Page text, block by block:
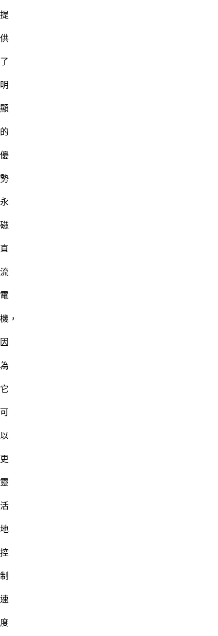
提
供
了
明
顯
的
優
勢
永
磁
直
流
電
機，
因
為
它
可
以
更
靈
活
地
控
制
速
度